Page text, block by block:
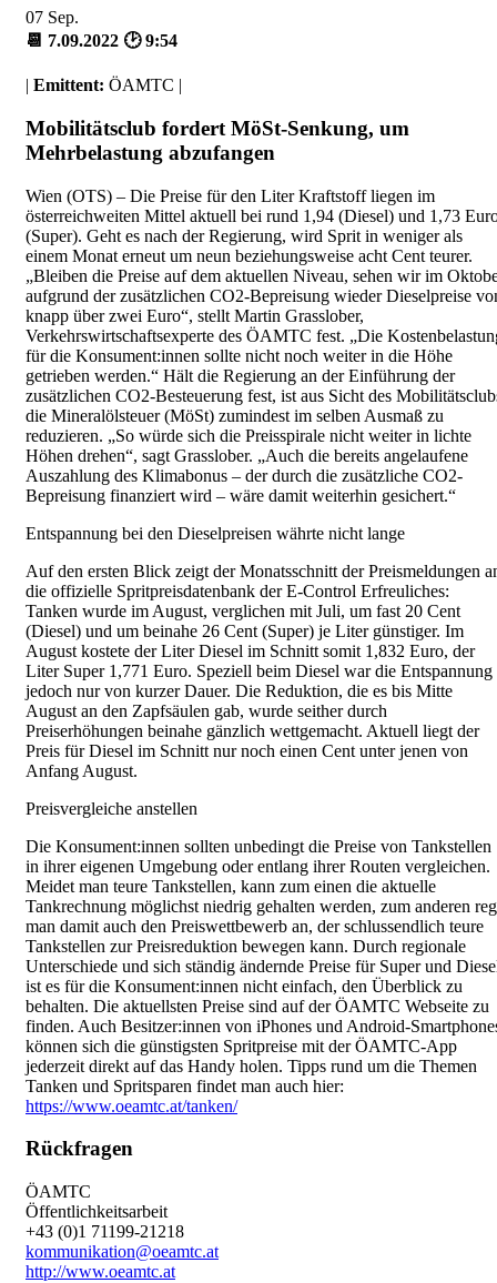
07 Sep.
📆 7.09.2022 🕑 9:54
| Emittent: ÖAMTC |
Mobilitätsclub fordert MöSt-Senkung, um
Mehrbelastung abzufangen
Wien (OTS) – Die Preise für den Liter Kraftstoff liegen im
österreichweiten Mittel aktuell bei rund 1,94 (Diesel) und 1,73
(Super). Geht es nach der Regierung, wird Sprit in weniger als
einem Monat erneut um neun beziehungsweise acht Cent teurer.
„Bleiben die Preise auf dem aktuellen Niveau, sehen wir im
aufgrund der zusätzlichen CO2-Bepreisung wieder Dieselpreise
knapp über zwei Euro“, stellt Martin Grasslober,
Verkehrswirtschaftsexperte des ÖAMTC fest. „Die
für die Konsument:innen sollte nicht noch weiter in die Höhe
getrieben werden.“ Hält die Regierung an der Einführung der
zusätzlichen CO2-Besteuerung fest, ist aus Sicht des
die Mineralölsteuer (MöSt) zumindest im selben Ausmaß zu
reduzieren. „So würde sich die Preisspirale nicht weiter in lichte
Höhen drehen“, sagt Grasslober. „Auch die bereits angelaufene
Auszahlung des Klimabonus – der durch die zusätzliche CO2-
Bepreisung finanziert wird – wäre damit weiterhin gesichert.“
Entspannung bei den Dieselpreisen währte nicht lange
Auf den ersten Blick zeigt der Monatsschnitt der Preismeldungen
die offizielle Spritpreisdatenbank der E-Control Erfreuliches:
Tanken wurde im August, verglichen mit Juli, um fast 20 Cent
(Diesel) und um beinahe 26 Cent (Super) je Liter günstiger. Im
August kostete der Liter Diesel im Schnitt somit 1,832 Euro, der
Liter Super 1,771 Euro. Speziell beim Diesel war die Entspannung
jedoch nur von kurzer Dauer. Die Reduktion, die es bis Mitte
August an den Zapfsäulen gab, wurde seither durch
Preiserhöhungen beinahe gänzlich wettgemacht. Aktuell liegt der
Preis für Diesel im Schnitt nur noch einen Cent unter jenen von
Anfang August.
Preisvergleiche anstellen
Die Konsument:innen sollten unbedingt die Preise von Tankstellen
in ihrer eigenen Umgebung oder entlang ihrer Routen vergleichen.
Meidet man teure Tankstellen, kann zum einen die aktuelle
Tankrechnung möglichst niedrig gehalten werden, zum anderen
man damit auch den Preiswettbewerb an, der schlussendlich teure
Tankstellen zur Preisreduktion bewegen kann. Durch regionale
Unterschiede und sich ständig ändernde Preise für Super und
ist es für die Konsument:innen nicht einfach, den Überblick zu
behalten. Die aktuellsten Preise sind auf der ÖAMTC Webseite zu
finden. Auch Besitzer:innen von iPhones und Android-
können sich die günstigsten Spritpreise mit der ÖAMTC-App
jederzeit direkt auf das Handy holen. Tipps rund um die Themen
Tanken und Spritsparen findet man auch hier:
https://www.oeamtc.at/tanken/
Rückfragen
ÖAMTC
Öffentlichkeitsarbeit
+43 (0)1 71199-21218
kommunikation@oeamtc.at
http://www.oeamtc.at